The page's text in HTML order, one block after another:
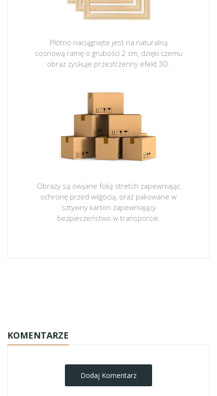
Płótno naciągnięte jest na naturalną
sosnową ramę o grubości 2 cm, dzięki czemu
obraz zyskuje przestrzenny efekt 3D.
Obrazy są owijane folią stretch zapewniając
ochronę przed wilgocią, oraz pakowane w
sztywny karton zapewniający
bezpieczeństwo w transporcie.
KOMENTARZE
Dodaj Komentarz